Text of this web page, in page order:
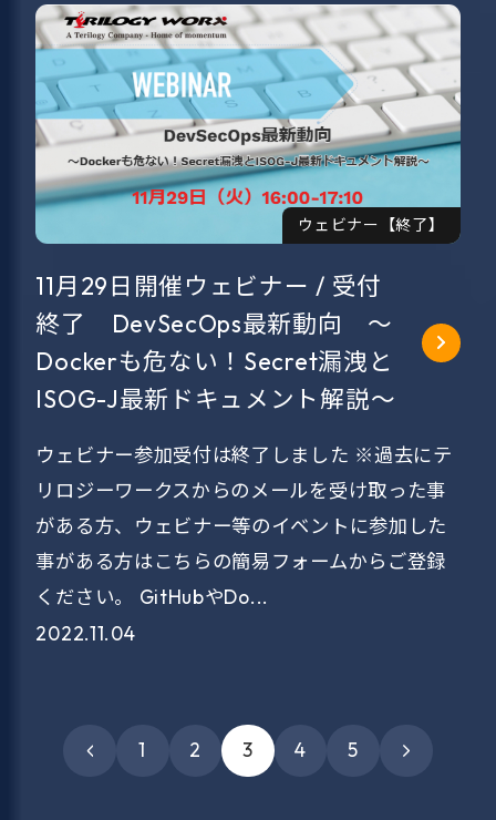
ウェビナー【終了】
11月29日開催ウェビナー / 受付
終了 DevSecOps最新動向 ～
Dockerも危ない！Secret漏洩と
ISOG-J最新ドキュメント解説～
ウェビナー参加受付は終了しました ※過去にテ
リロジーワークスからのメールを受け取った事
がある方、ウェビナー等のイベントに参加した
事がある方はこちらの簡易フォームからご登録
ください。 GitHubやDo...
2022.11.04
1 2 3 4 5